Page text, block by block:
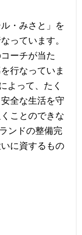
・みさと」を
っています。
ーチが当た
行なっていま
よって、たく
全な生活を守
ことのできな
ンドの整備完
に資するもの